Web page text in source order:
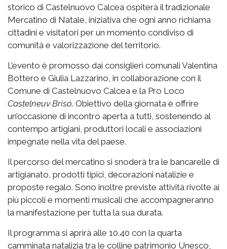
storico di Castelnuovo Calcea ospiterà il tradizionale
Mercatino di Natale, iniziativa che ogni anno richiama
cittadini e visitatori per un momento condiviso di
comunità e valorizzazione del territorio.
L’evento è promosso dai consiglieri comunali Valentina
Bottero e Giulia Lazzarino, in collaborazione con il
Comune di Castelnuovo Calcea e la Pro Loco
Castelneuv Brisó. Obiettivo della giornata è offrire
un’occasione di incontro aperta a tutti, sostenendo al
contempo artigiani, produttori locali e associazioni
impegnate nella vita del paese.
Il percorso del mercatino si snoderà tra le bancarelle di
artigianato, prodotti tipici, decorazioni natalizie e
proposte regalo. Sono inoltre previste attività rivolte ai
più piccoli e momenti musicali che accompagneranno
la manifestazione per tutta la sua durata.
Il programma si aprirà alle 10.40 con la quarta
camminata natalizia tra le colline patrimonio Unesco,